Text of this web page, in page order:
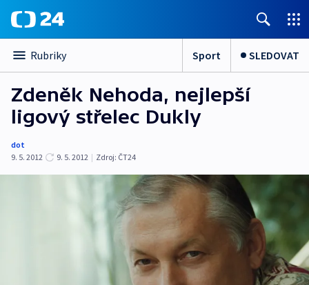
Rubriky Sport SLEDOVAT
Zdeněk Nehoda, nejlepší
ligový střelec Dukly
dot
9. 5. 2012
9. 5. 2012 | Zdroj: ČT24